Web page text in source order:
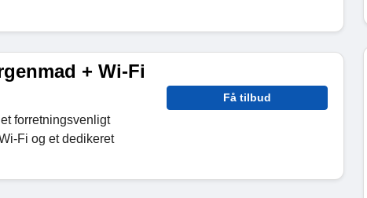
+ Wi-Fi
forretningsvenligt
Fi og et dedikeret
Få tilbud